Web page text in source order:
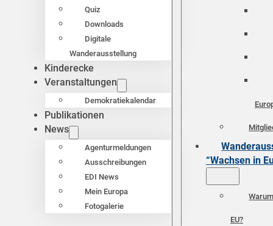
Quiz
Downloads
Digitale
Wanderausstellung
Kinderecke
Veranstaltungen
Demokratiekalendar
Publikationen
News
Agenturmeldungen
Ausschreibungen
EDI News
Mein Europa
Fotogalerie
“Wachsen in
EU?